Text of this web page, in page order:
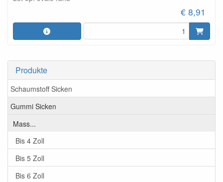
Produkte
Schaumstoff Sicken
Gummi Sicken
Mass...
Bis 4 Zoll
Bis 5 Zoll
Bis 6 Zoll
€ 8,91